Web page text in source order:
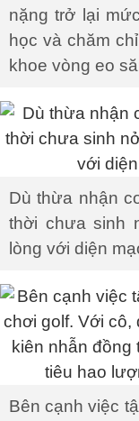
nặng trở lại
học và chăm
khoe vòng eo
Dù thừa nhận
thời chưa sinh
lòng với diện
Bên cạnh việc